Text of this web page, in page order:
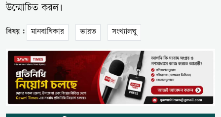
উন্মোচিত করল।
বিষয় : মানবাধিকার ভারত সংখ্যালঘু